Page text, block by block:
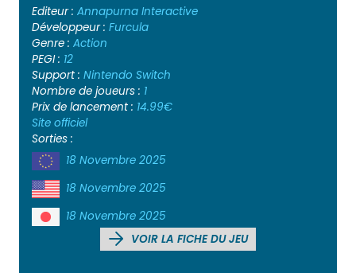
Editeur : Annapurna Interactive
Développeur : Furcula
Genre : Action
PEGI : 12
Support : Nintendo Switch
Nombre de joueurs : 1
Prix de lancement : 14.99€
Site officiel
Sorties :
18 Novembre 2025
18 Novembre 2025
18 Novembre 2025
VOIR LA FICHE DU JEU